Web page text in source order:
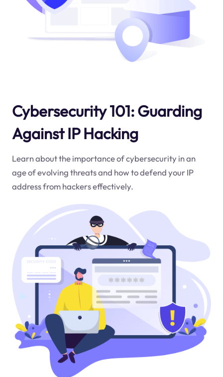
Cybersecurity 101: Guarding
Against IP Hacking
Learn about the importance of cybersecurity in an
age of evolving threats and how to defend your IP
address from hackers effectively.